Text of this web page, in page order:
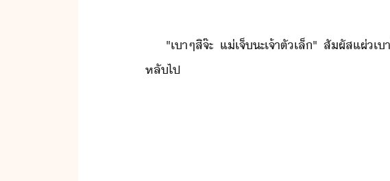
"​เา​ๆ​สิ​จ๊ะ​ ​แ่​เจ็​ะ​เจ้าตั​เล็​"​ ​สัผัส​แผ่
หลั​ไป